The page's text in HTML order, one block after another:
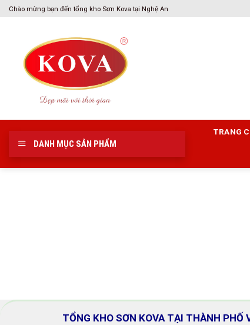
SkipChào mừng bạn đến tổng kho Sơn Kova tại Nghệ An
DANH MỤC SẢN PHẨM
TRANG
TỔNG KHO SƠN KOVA TẠI THÀNH PHỐ